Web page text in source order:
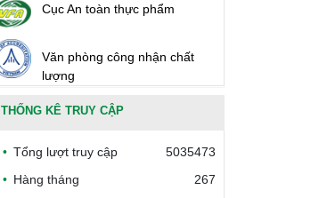
Cục An toàn thực phẩm
Văn phòng công nhận chất
lượng
Bộ Công thương Việt Nam
Bộ Nông nghiệp và Môi trường
THỐNG KÊ TRUY CẬP
Tổng lượt truy cập
5035473
Hàng tháng
267